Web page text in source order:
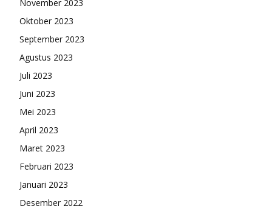
November 2023
Oktober 2023
September 2023
Agustus 2023
Juli 2023
Juni 2023
Mei 2023
April 2023
Maret 2023
Februari 2023
Januari 2023
Desember 2022